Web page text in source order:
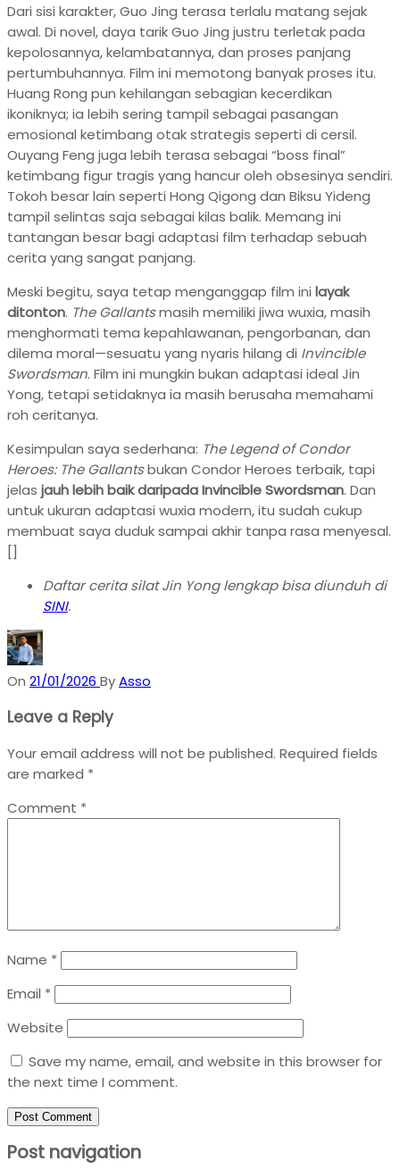
Dari sisi karakter, Guo Jing terasa terlalu matang sejak
awal. Di novel, daya tarik Guo Jing justru terletak pada
kepolosannya, kelambatannya, dan proses panjang
pertumbuhannya. Film ini memotong banyak proses itu.
Huang Rong pun kehilangan sebagian kecerdikan
ikoniknya; ia lebih sering tampil sebagai pasangan
emosional ketimbang otak strategis seperti di cersil.
Ouyang Feng juga lebih terasa sebagai “boss final”
ketimbang figur tragis yang hancur oleh obsesinya sendiri.
Tokoh besar lain seperti Hong Qigong dan Biksu Yideng
tampil selintas saja sebagai kilas balik. Memang ini
tantangan besar bagi adaptasi film terhadap sebuah
cerita yang sangat panjang.
Meski begitu, saya tetap menganggap film ini layak
ditonton. The Gallantsmasih memiliki jiwa wuxia, masih
menghormati tema kepahlawanan, pengorbanan, dan
dilema moral—sesuatu yang nyaris hilang di Invincible
Swordsman. Film ini mungkin bukan adaptasi ideal Jin
Yong, tetapi setidaknya ia masih berusaha memahami
roh ceritanya.
Kesimpulan saya sederhana: The Legend of Condor
Heroes: The Gallantsbukan Condor Heroes terbaik, tapi
jelas jauh lebih baik daripada Invincible Swordsman. Dan
untuk ukuran adaptasi wuxia modern, itu sudah cukup
membuat saya duduk sampai akhir tanpa rasa menyesal.
[]
Daftar cerita silat Jin Yong lengkap bisa diunduh di
SINI.
On 21/01/2026 ByAsso
Leave a Reply
Your email address will not be published. Required fields
are marked *
Comment *
Name *
Email *
Website
Save my name, email, and website in this browser for
the next time I comment.
Post navigation